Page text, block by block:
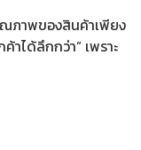
ภาพของสินค้าเพียง
าได้ลึกกว่า” เพราะ